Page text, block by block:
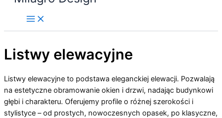
Listwy elewacyjne
Listwy elewacyjne to podstawa eleganckiej elewacji. Pozwalają
na estetyczne obramowanie okien i drzwi, nadając budynkowi
głębi i charakteru. Oferujemy profile o różnej szerokości i
stylistyce – od prostych, nowoczesnych opasek, po klasyczne,